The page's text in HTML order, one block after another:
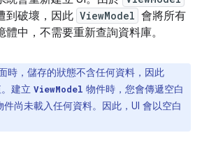
到破壞，因此 ViewModel 會將所有
體中，不需要重新查詢資料庫。
時，儲存的狀態不含任何資料，因此
建立 ViewModel 物件時，您會傳遞空白
件尚未載入任何資料。因此，UI 會以空白